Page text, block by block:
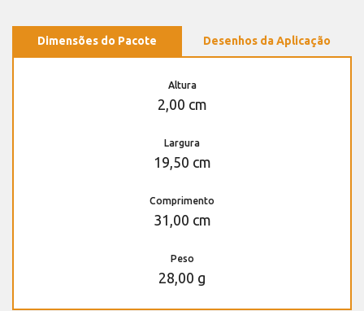
Dimensões do Pacote Desenhos da Aplicação
Altura
2,00 cm
Largura
19,50 cm
Comprimento
31,00 cm
Peso
28,00 g